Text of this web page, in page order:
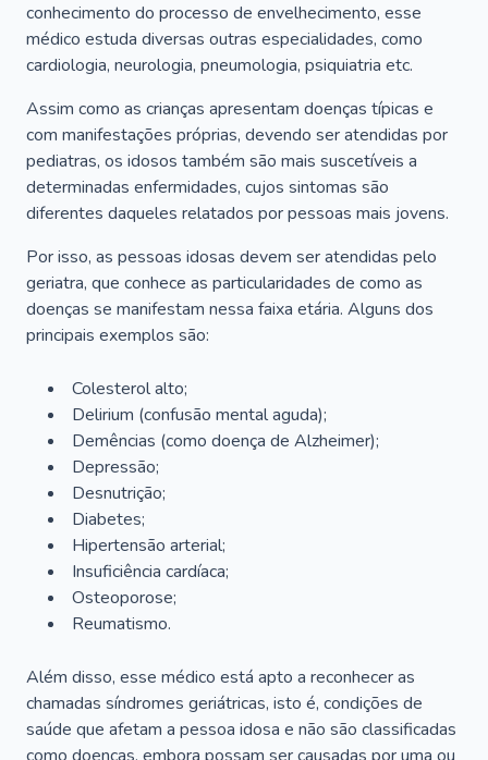
conhecimento do processo de envelhecimento, esse
médico estuda diversas outras especialidades, como
cardiologia, neurologia, pneumologia, psiquiatria etc.
Assim como as crianças apresentam doenças típicas e
com manifestações próprias, devendo ser atendidas por
pediatras, os idosos também são mais suscetíveis a
determinadas enfermidades, cujos sintomas são
diferentes daqueles relatados por pessoas mais jovens.
Por isso, as pessoas idosas devem ser atendidas pelo
geriatra, que conhece as particularidades de como as
doenças se manifestam nessa faixa etária. Alguns dos
principais exemplos são:
Colesterol alto;
Delirium (confusão mental aguda);
Demências (como doença de Alzheimer);
Depressão;
Desnutrição;
Diabetes;
Hipertensão arterial;
Insuficiência cardíaca;
Osteoporose;
Reumatismo.
Além disso, esse médico está apto a reconhecer as
chamadas síndromes geriátricas, isto é, condições de
saúde que afetam a pessoa idosa e não são classificadas